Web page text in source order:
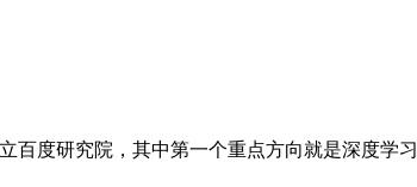
百度研究院，其中第一个重点方向就是深度学习